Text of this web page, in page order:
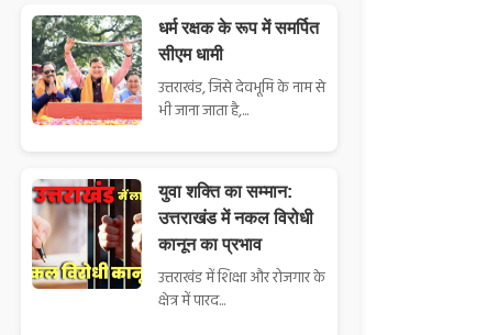
धर्म रक्षक के रूप में समर्पित
सीएम धामी
उत्तराखंड, जिसे देवभूमि के नाम से
भी जाना जाता है,...
युवा शक्ति का सम्मान:
उत्तराखंड में नकल विरोधी
कानून का प्रभाव
उत्तराखंड में शिक्षा और रोजगार के
क्षेत्र में पारद...